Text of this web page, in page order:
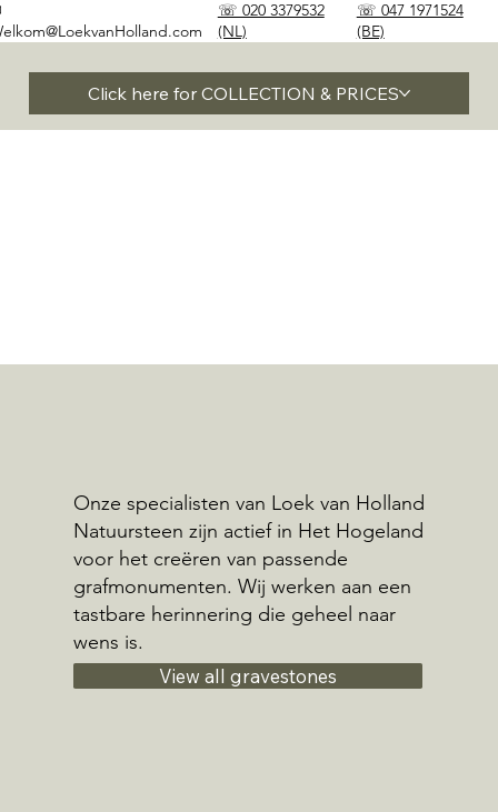
☏ 020 3379532
(NL)
☏ 047 1971524
(BE)
Click here for COLLECTION & PRICES
Onze specialisten van Loek van Holland
Natuursteen zijn actief in Het Hogeland
voor het creëren van passende
grafmonumenten. Wij werken aan een
tastbare herinnering die geheel naar
wens is.
View all gravestones